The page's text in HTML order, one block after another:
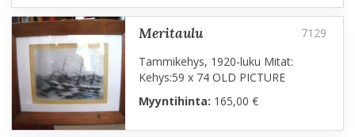
meritaulu
Tammikehys, 1920-luku Mitat:
Kehys:59 x 74 OLD PICTURE
Myyntihinta: 165,00 €